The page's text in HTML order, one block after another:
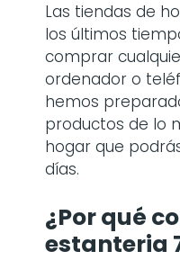
Las tiendas de
los últimos
comprar
ordenador o
hemos
productos de lo
hogar que
días.
¿Por qué
estanteria